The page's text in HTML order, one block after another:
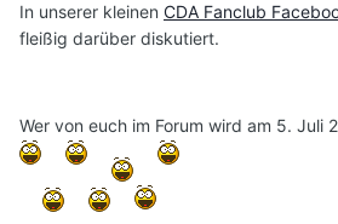
In unserer kleinen CDA Fanclub
fleißig darüber diskutiert.
Wer von euch im Forum wird am 5. Juli